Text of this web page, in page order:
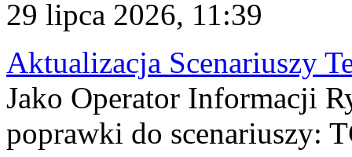
29 lipca 2026, 11:39
Aktualizacja Scenariuszy
Jako Operator Informacji
poprawki do scenariuszy: